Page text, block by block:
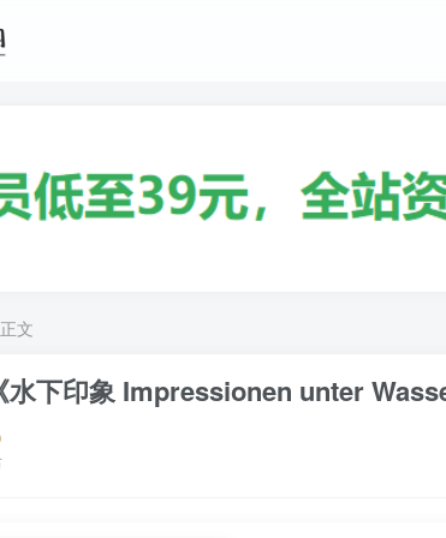
正文
水下印象 Impressionen unter